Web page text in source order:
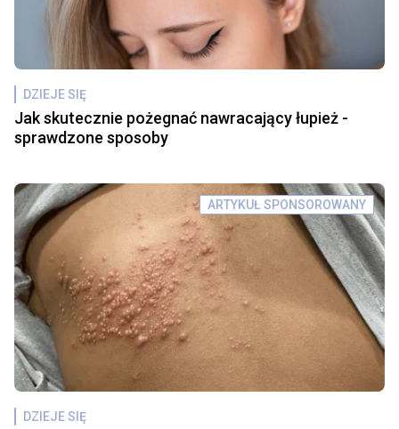
DZIEJE SIĘ
Jak skutecznie pożegnać nawracający łupież -
sprawdzone sposoby
ARTYKUŁ SPONSOROWANY
DZIEJE SIĘ